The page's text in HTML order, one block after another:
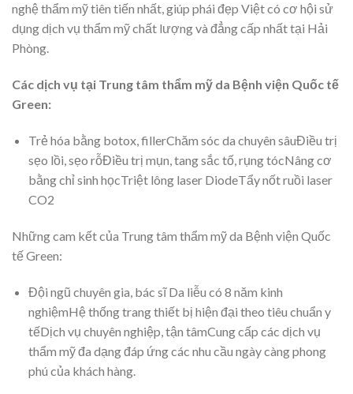
nghệ thẩm mỹ tiên tiến nhất, giúp phái đẹp Việt có cơ hội sử
dụng dịch vụ thẩm mỹ chất lượng và đẳng cấp nhất tại Hải
Phòng.
Các dịch vụ tại Trung tâm thẩm mỹ da Bệnh viện Quốc tế
Green:
Trẻ hóa bằng botox, fillerChăm sóc da chuyên sâuĐiều trị
sẹo lồi, sẹo rỗĐiều trị mụn, tang sắc tố, rụng tócNâng cơ
bằng chỉ sinh họcTriệt lông laser DiodeTẩy nốt ruồi laser
CO2
Những cam kết của Trung tâm thẩm mỹ da Bệnh viện Quốc
tế Green:
Đội ngũ chuyên gia, bác sĩ Da liễu có 8 năm kinh
nghiệmHệ thống trang thiết bị hiện đại theo tiêu chuẩn y
tếDịch vụ chuyên nghiệp, tận tâmCung cấp các dịch vụ
thẩm mỹ đa dạng đáp ứng các nhu cầu ngày càng phong
phú của khách hàng.